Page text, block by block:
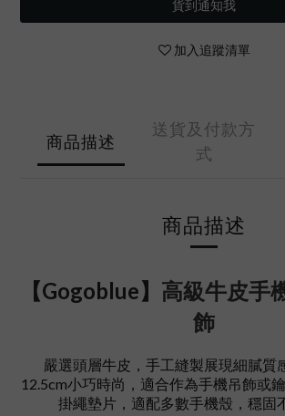
貨到通知我
加入追蹤清單
商品描述
送貨及付款方
式
商品描述
【Gogoblue】 高級牛皮手
飾
嚴選頭層牛皮，手工縫製展現細膩質
12.5cm小巧時尚，適合作為手機吊飾或
掛繩墊片，適配多數手機殼，穩固